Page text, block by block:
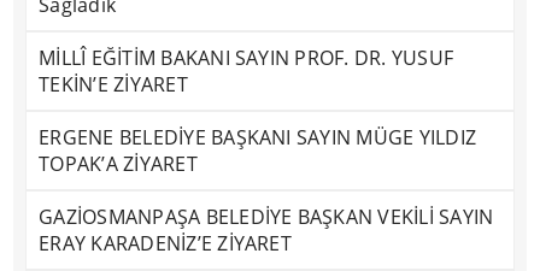
MİLLÎ EĞİTİM BAKANI SAYIN PROF. DR. YUSUF
TEKİN’E ZİYARET
ERGENE BELEDİYE BAŞKANI SAYIN MÜGE YILDIZ
TOPAK’A ZİYARET
GAZİOSMANPAŞA BELEDİYE BAŞKAN VEKİLİ SAYIN
ERAY KARADENİZ’E ZİYARET